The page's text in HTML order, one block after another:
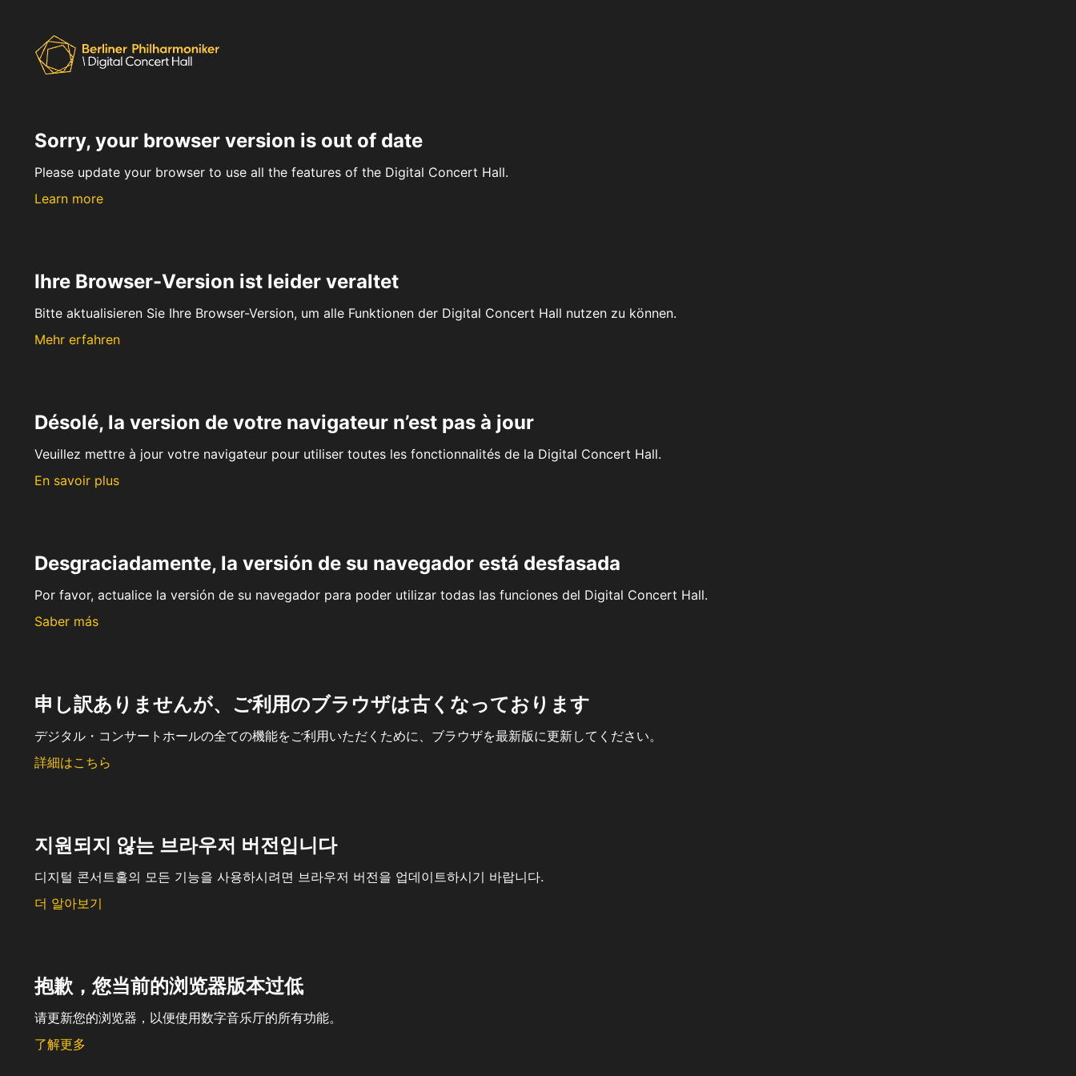
Sorry, your browser version is out of date
Please update your browser to use all the features of the Digital Concert Hall.
Learn more
Ihre Browser-Version ist leider veraltet
Bitte aktualisieren Sie Ihre Browser-Version, um alle Funktionen der Digital Concert Hall nutzen zu können.
Mehr erfahren
Désolé, la version de votre navigateur n’est pas à jour
Veuillez mettre à jour votre navigateur pour utiliser toutes les fonctionnalités de la Digital Concert Hall.
En savoir plus
Desgraciadamente, la versión de su navegador está desfasada
Por favor, actualice la versión de su navegador para poder utilizar todas las funciones del Digital Concert Hall.
Saber más
申し訳ありませんが、ご利用のブラウザは古くなっております
デジタル・コンサートホールの全ての機能をご利用いただくために、ブラウザを最新版に更新してください。
詳細はこちら
지원되지 않는 브라우저 버전입니다
디지털 콘서트홀의 모든 기능을 사용하시려면 브라우저 버전을 업데이트하시기 바랍니다.
더 알아보기
抱歉，您当前的浏览器版本过低
请更新您的浏览器，以便使用数字音乐厅的所有功能。
了解更多